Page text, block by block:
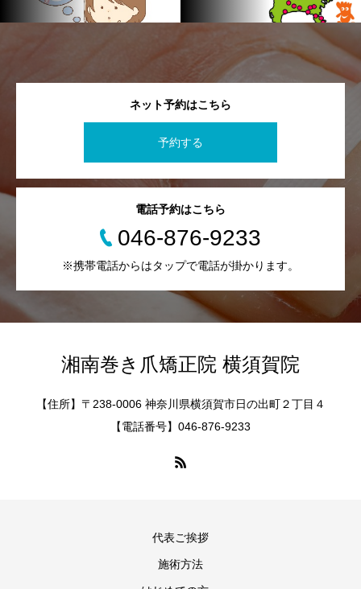
ネット予約はこちら
予約する
電話予約はこちら
046-876-9233
※携帯電話からはタップで電話が掛かります。
湘南巻き爪矯正院 横須賀院
【住所】〒238-0006 神奈川県横須賀市日の出町２丁目４
【電話番号】046-876-9233
代表ご挨拶
施術方法